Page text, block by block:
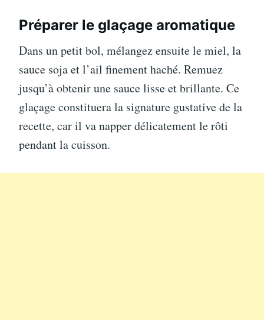
Préparer le glaçage aromatique
Dans un petit bol, mélangez ensuite le miel, la
sauce soja et l’ail finement haché. Remuez
jusqu’à obtenir une sauce lisse et brillante. Ce
glaçage constituera la signature gustative de la
recette, car il va napper délicatement le rôti
pendant la cuisson.